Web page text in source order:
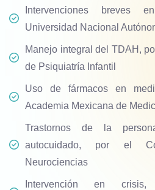
Intervenciones breves
Universidad Nacional
Manejo integral del TDAH,
de Psiquiatría Infantil
Uso de fármacos en
Academia Mexicana de
Trastornos de la
autocuidado, por el
Neurociencias
Intervención en